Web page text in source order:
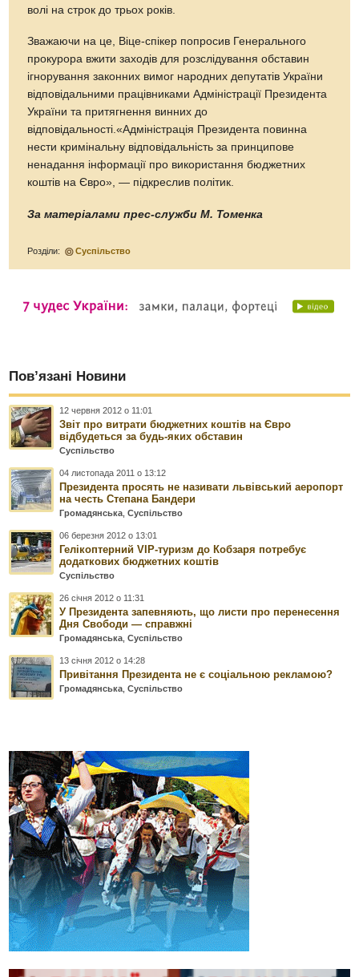
волі на строк до трьох років.
Зважаючи на це, Віце-спікер попросив Генерального
прокурора вжити заходів для розслідування обставин
ігнорування законних вимог народних депутатів України
відповідальними працівниками Адміністрації Президента
України та притягнення винних до
відповідальності.«Адміністрація Президента повинна
нести кримінальну відповідальність за принципове
ненадання інформації про використання бюджетних
коштів на Євро», — підкреслив політик.
За матеріалами прес-служби М. Томенка
Розділи: Суспільство
Пов’язані Новини
12 червня 2012 о 11:01
Звіт про витрати бюджетних коштів на Євро
відбудеться за будь-яких обставин
Суспільство
04 листопада 2011 о 13:12
Президента просять не називати львівський аеропорт
на честь Степана Бандери
Громадянська ,Суспільство
06 березня 2012 о 13:01
Гелікоптерний VIP-туризм до Кобзаря потребує
додаткових бюджетних коштів
Суспільство
26 січня 2012 о 11:31
У Президента запевняють, що листи про перенесення
Дня Свободи — справжні
Громадянська ,Суспільство
13 січня 2012 о 14:28
Привітання Президента не є соціальною рекламою?
Громадянська ,Суспільство